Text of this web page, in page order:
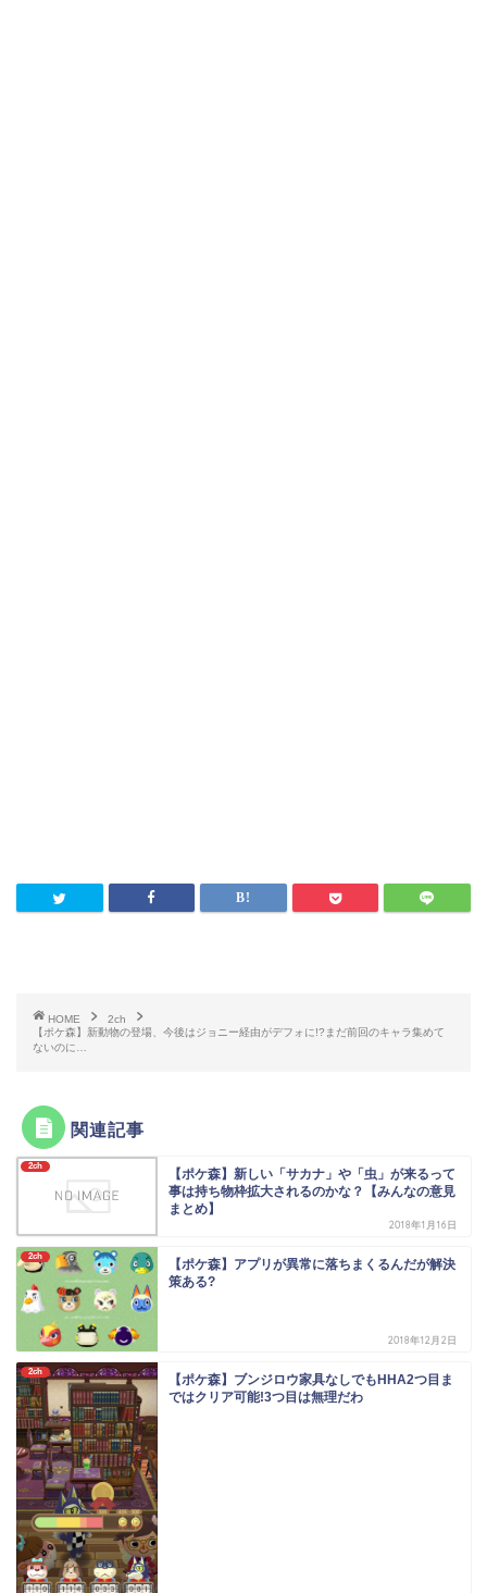
HOME
2ch
【ポケ森】新動物の登場、今後はジョニー経由がデフォに!?まだ前回のキャラ集めて
ないのに…
関連記事
2ch
【ポケ森】新しい「サカナ」や「虫」が来るって
事は持ち物枠拡大されるのかな？【みんなの意見
まとめ】
2018年1月16日
2ch
【ポケ森】アプリが異常に落ちまくるんだが解決
策ある?
2018年12月2日
2ch
【ポケ森】ブンジロウ家具なしでもHHA2つ目ま
ではクリア可能!3つ目は無理だわ